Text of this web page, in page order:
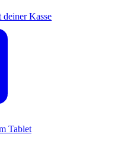
Kasse
Tablet